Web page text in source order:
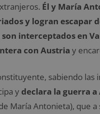
Él y María
y logran escapar
interceptados en
con Austria y
sabiendo las
y declara la guerra a
María Antonieta), que a